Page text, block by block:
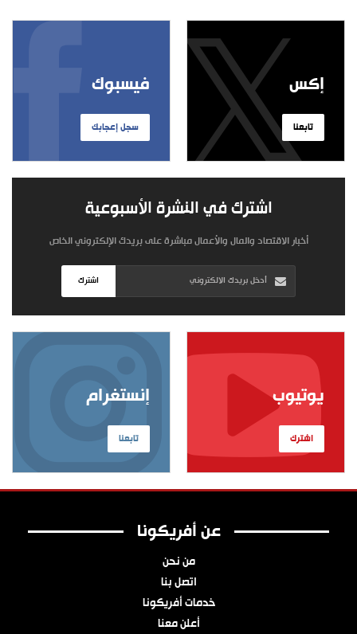
فيسبوك
سجل إعجابك
إكس
تابعنا
اشترك في النشرة الأسبوعية
أخبار الاقتصاد والمال والأعمال مباشرة على بريدك الإلكتروني الخاص
اشترك
إنستغرام
تابعنا
يوتيوب
اشترك
عن أفريكونا
من نحن
اتصل بنا
خدمات أفريكونا
أعلن معنا